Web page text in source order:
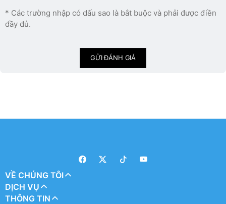
* Các trường nhập có dấu sao là bắt buộc và phải được điền
đầy đủ.
GỬI ĐÁNH GIÁ
VỀ CHÚNG TÔI
DỊCH VỤ
THÔNG TIN